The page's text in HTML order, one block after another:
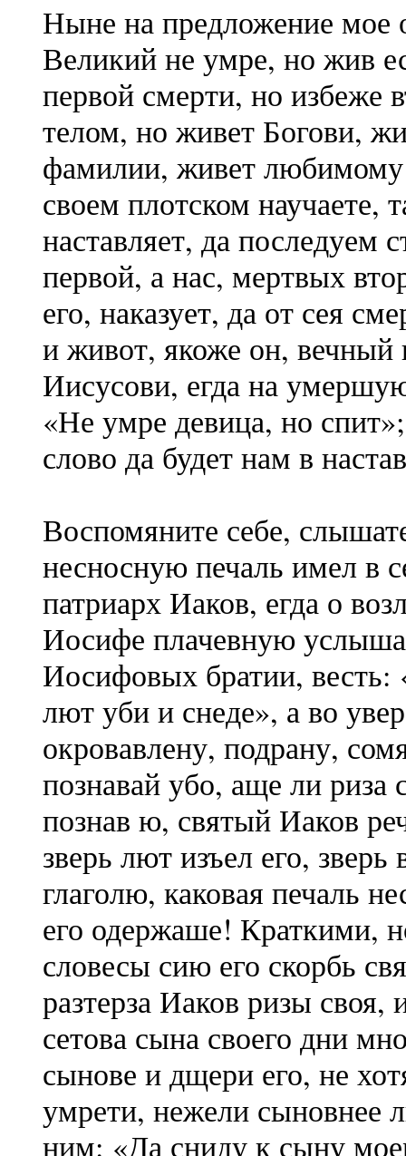
Ныне на предложение мое
Великий не умре, но жив
первой смерти, но избеже
телом, но живет Богови,
фамилии, живет любимому
своем плотском
наставляет, да последуем
первой, а нас, мертвых
его, наказует, да от сея
и живот, якоже он, вечный
Иисусови, егда на
«Не умре девица, но
слово да будет нам в
Воспомяните себе,
несносную печаль имел в
патриарх Иаков, егда о
Иосифе плачевную
Иосифовых братии,
лют уби и снеде», а во
окровавлену, подрану,
познавай убо, аще ли риза
познав ю, святый Иаков
зверь лют изъел его,
глаголю, каковая печаль
его одержаше! Краткими,
словесы сию его скорбь
разтерза Иаков ризы
сетова сына своего дни
сынове и дщери его, не
умрети, нежели сыновнее
ним: «Да сниду к сыну